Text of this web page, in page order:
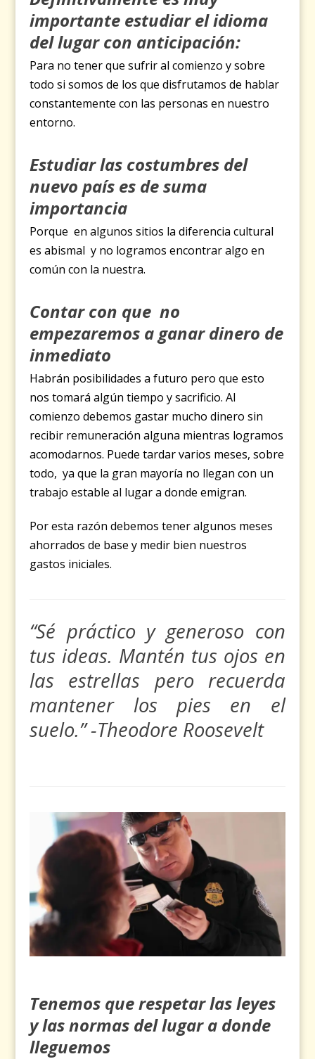
importante estudiar el idioma
del lugar con anticipación:
Para no tener que sufrir al comienzo y sobre
todo si somos de los que disfrutamos de hablar
constantemente con las personas en nuestro
entorno.
Estudiar las costumbres del
nuevo país es de suma
importancia
Porque en algunos sitios la diferencia cultural
es abismal y no logramos encontrar algo en
común con la nuestra.
Contar con que no
empezaremos a ganar dinero de
inmediato
Habrán posibilidades a futuro pero que esto
nos tomará algún tiempo y sacrificio. Al
comienzo debemos gastar mucho dinero sin
recibir remuneración alguna mientras logramos
acomodarnos. Puede tardar varios meses, sobre
todo, ya que la gran mayoría no llegan con un
trabajo estable al lugar a donde emigran.
Por esta razón debemos tener algunos meses
ahorrados de base y medir bien nuestros
gastos iniciales.
“Sé práctico y generoso con
tus ideas. Mantén tus ojos en
las estrellas pero recuerda
mantener los pies en el
suelo.” -Theodore Roosevelt
Tenemos que respetar las leyes
y las normas del lugar a donde
lleguemos